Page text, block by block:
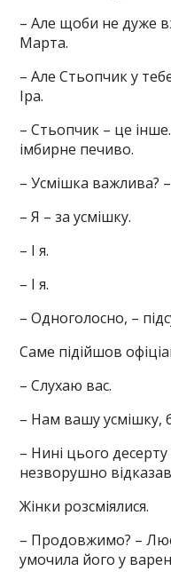
– Але щоби не дуже
Марта.
– Але Стьопчик у
Іра.
– Стьопчик – це
імбирне печиво.
– Усмішка важлива?
– Я – за усмішку.
– І я.
– І я.
– Одноголосно, –
Саме підійшов
– Слухаю вас.
– Нам вашу усмішку,
– Нині цього
незворушно
Жінки розсміялися.
– Продовжимо? –
умочила його у